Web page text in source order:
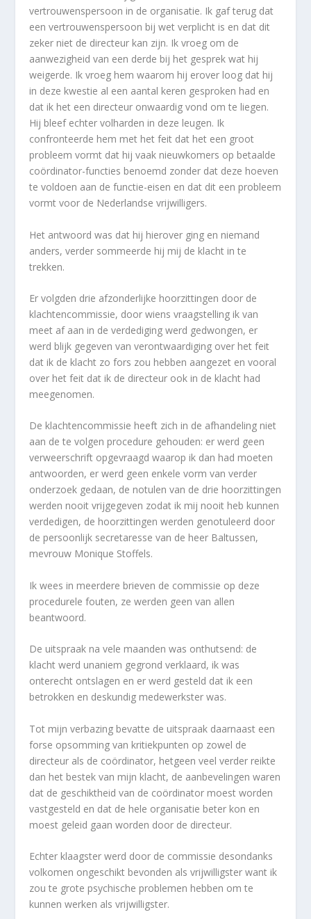
vertrouwenspersoon in de organisatie. Ik gaf terug dat
een vertrouwenspersoon bij wet verplicht is en dat dit
zeker niet de directeur kan zijn. Ik vroeg om de
aanwezigheid van een derde bij het gesprek wat hij
weigerde. Ik vroeg hem waarom hij erover loog dat hij
in deze kwestie al een aantal keren gesproken had en
dat ik het een directeur onwaardig vond om te liegen.
Hij bleef echter volharden in deze leugen. Ik
confronteerde hem met het feit dat het een groot
probleem vormt dat hij vaak nieuwkomers op betaalde
coördinator-functies benoemd zonder dat deze hoeven
te voldoen aan de functie-eisen en dat dit een probleem
vormt voor de Nederlandse vrijwilligers.
Het antwoord was dat hij hierover ging en niemand
anders, verder sommeerde hij mij de klacht in te
trekken.
Er volgden drie afzonderlijke hoorzittingen door de
klachtencommissie, door wiens vraagstelling ik van
meet af aan in de verdediging werd gedwongen, er
werd blijk gegeven van verontwaardiging over het feit
dat ik de klacht zo fors zou hebben aangezet en vooral
over het feit dat ik de directeur ook in de klacht had
meegenomen.
De klachtencommissie heeft zich in de afhandeling niet
aan de te volgen procedure gehouden: er werd geen
verweerschrift opgevraagd waarop ik dan had moeten
antwoorden, er werd geen enkele vorm van verder
onderzoek gedaan, de notulen van de drie hoorzittingen
werden nooit vrijgegeven zodat ik mij nooit heb kunnen
verdedigen, de hoorzittingen werden genotuleerd door
de persoonlijk secretaresse van de heer Baltussen,
mevrouw Monique Stoffels.
Ik wees in meerdere brieven de commissie op deze
procedurele fouten, ze werden geen van allen
beantwoord.
De uitspraak na vele maanden was onthutsend: de
klacht werd unaniem gegrond verklaard, ik was
onterecht ontslagen en er werd gesteld dat ik een
betrokken en deskundig medewerkster was.
Tot mijn verbazing bevatte de uitspraak daarnaast een
forse opsomming van kritiekpunten op zowel de
directeur als de coördinator, hetgeen veel verder reikte
dan het bestek van mijn klacht, de aanbevelingen waren
dat de geschiktheid van de coördinator moest worden
vastgesteld en dat de hele organisatie beter kon en
moest geleid gaan worden door de directeur.
Echter klaagster werd door de commissie desondanks
volkomen ongeschikt bevonden als vrijwilligster want ik
zou te grote psychische problemen hebben om te
kunnen werken als vrijwilligster.